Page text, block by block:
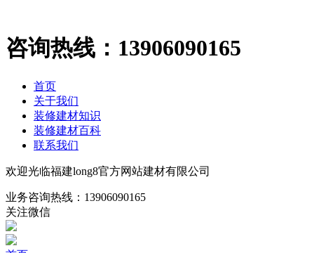
咨询热线： 13906090165
首页
关于我们
装修建材知识
装修建材百科
联系我们
欢迎光临福建long8官方网站建材有限公司
业务咨询热线： 13906090165
关注微信